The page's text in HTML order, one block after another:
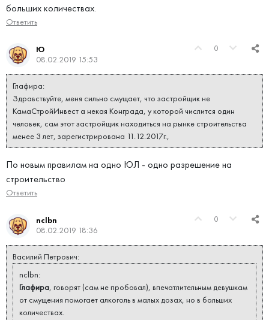
больших количествах.
Ответить
0
Ю
08.02.2019 15:53
Глафира:
Здравствуйте, меня сильно смущает, что застройщик не
КамаСтройИнвест а некая Конграда, у которой числится один
человек, сам этот застройщик находиться на рынке строительства
менее 3 лет, зарегистрирована 11.12.2017г.,
По новым правилам на одно ЮЛ - одно разрешение на
строительство
Ответить
0
nclbn
08.02.2019 18:36
Василий Петрович:
nclbn:
Глафира, говорят (сам не пробовал), впечатлительным девушкам
от смущения помогает алкоголь в малых дозах, но в больших
количествах.